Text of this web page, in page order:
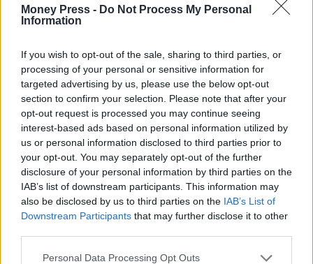
Money Press - Do Not Process My Personal
Information
If you wish to opt-out of the sale, sharing to third parties, or
processing of your personal or sensitive information for
targeted advertising by us, please use the below opt-out
section to confirm your selection. Please note that after your
opt-out request is processed you may continue seeing
interest-based ads based on personal information utilized by
us or personal information disclosed to third parties prior to
your opt-out. You may separately opt-out of the further
disclosure of your personal information by third parties on the
IAB’s list of downstream participants. This information may
also be disclosed by us to third parties on the IAB’s List of
Downstream Participants that may further disclose it to other
Personal Data Processing Opt Outs
FacebookTwitter PinterestLinkedInTumblr Telegram
PREVIOUS ARTICLE
Προϋπολογισμός 2025:
Εγκρίθηκε με 158 «ναι» – Τι
είπαν στις ομιλίες τους οι
πολιτικοί αρχηγοί
NEXT ARTICLE
H μεγάλη παγίδα που στήνουν
ΗΠΑ και Ισραήλ στους
Τούρκους στη Συρία, το
λόγω Γαλλίας και το... τρελό
πάρτι του Μητσοτάκη στη...
σεμνή τελετή του